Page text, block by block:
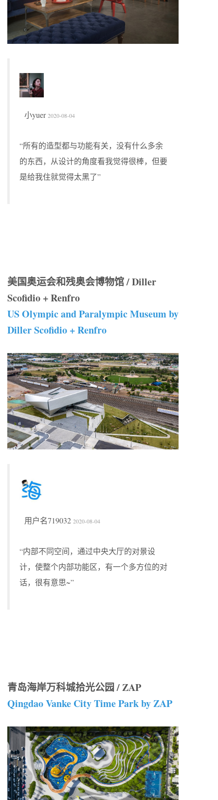
小yuer2020-08-04
“所有的造型都与功能有关，没有什么多余
的东西，从设计的角度看我觉得很棒，但要
是给我住就觉得太黑了”
美国奥运会和残奥会博物馆 / Diller
Scofidio + Renfro
US Olympic and Paralympic Museum by
Diller Scofidio + Renfro
用户名719032 2020-08-04
“内部不同空间，通过中央大厅的对景设
计，使整个内部功能区，有一个多方位的对
话，很有意思~”
青岛海岸万科城拾光公园 / ZAP
Qingdao Vanke City Time Park by ZAP